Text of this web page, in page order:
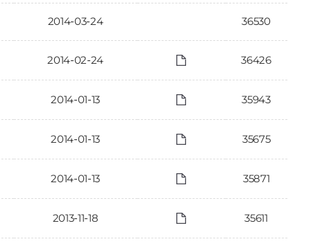
2014-03-24 36530
2014-02-24 36426
2014-01-13 35943
2014-01-13 35675
2014-01-13 35871
2013-11-18 35611